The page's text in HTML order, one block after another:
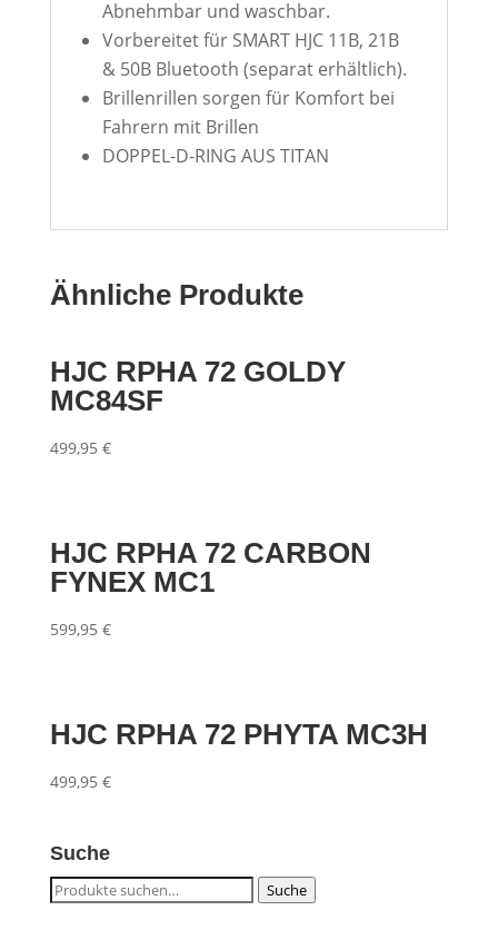
Abnehmbar und waschbar.
Vorbereitet für SMART HJC 11B, 21B
& 50B Bluetooth (separat erhältlich).
Brillenrillen sorgen für Komfort bei
Fahrern mit Brillen
DOPPEL-D-RING AUS TITAN
Ähnliche Produkte
HJC RPHA 72 GOLDY
MC84SF
499,95 €
HJC RPHA 72 CARBON
FYNEX MC1
599,95 €
HJC RPHA 72 PHYTA MC3H
499,95 €
Suche
Suche
Suche